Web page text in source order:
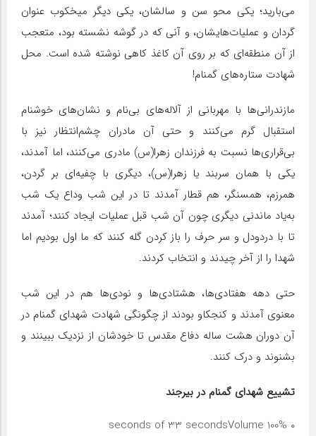
می‌بارید؛ یکی محو سن و سالشان، یکی دیگر میخکوب عنوان
گردان و عملیات‌هایشان، و آنی که در گوشه نشسته بود، متعجب
از آن منطقه‌ای که بر روی آن کاغذ کاهی نوشته شده است. محل
شهادت ستاره‌های گمنام!
‌مازندرانی‌ها با مهربانی از آلاله‌های بی‌نام و نشان‌های خوشنام
استقبال گرم می‌کنند و حتی آن مادران چشم‌انتظار نیز با
بی‌قراری‌ها نسبت به فرزندان زهرا(س) مادری می‌کنند، اما آمدند،
یکی با همان سربند یا زهرا(س)، دیگری با چفیه‌ای بر گردن،
همرزم، همسنگر، هم قطار آمدند تا در این شب وداع یک شب
به‌یاد ماندنی دیگری چون آن شب قبل عملیات ایجاد کنند؛ آمدند
تا با دردودل و سر حرف را باز کردن گله کنند که ما اول بودیم اما
شهدا را از آخر چیدند و انتخاب کردند.
حتی دهه هفتادی‌ها، هشتادی‌ها و نودی‌ها هم در این شب
معنوی آمدند و کنجکاو بودند از چگونگی شهادت شهدای گمنام در
آن دوران هشت ساله دفاع مقدس تا خودشان از نزدیک ببینند و
بشنوند و درک کنند.
تشییع شهدای گمنام در بیرجند
۰ seconds of 33 seconds Volume 100%